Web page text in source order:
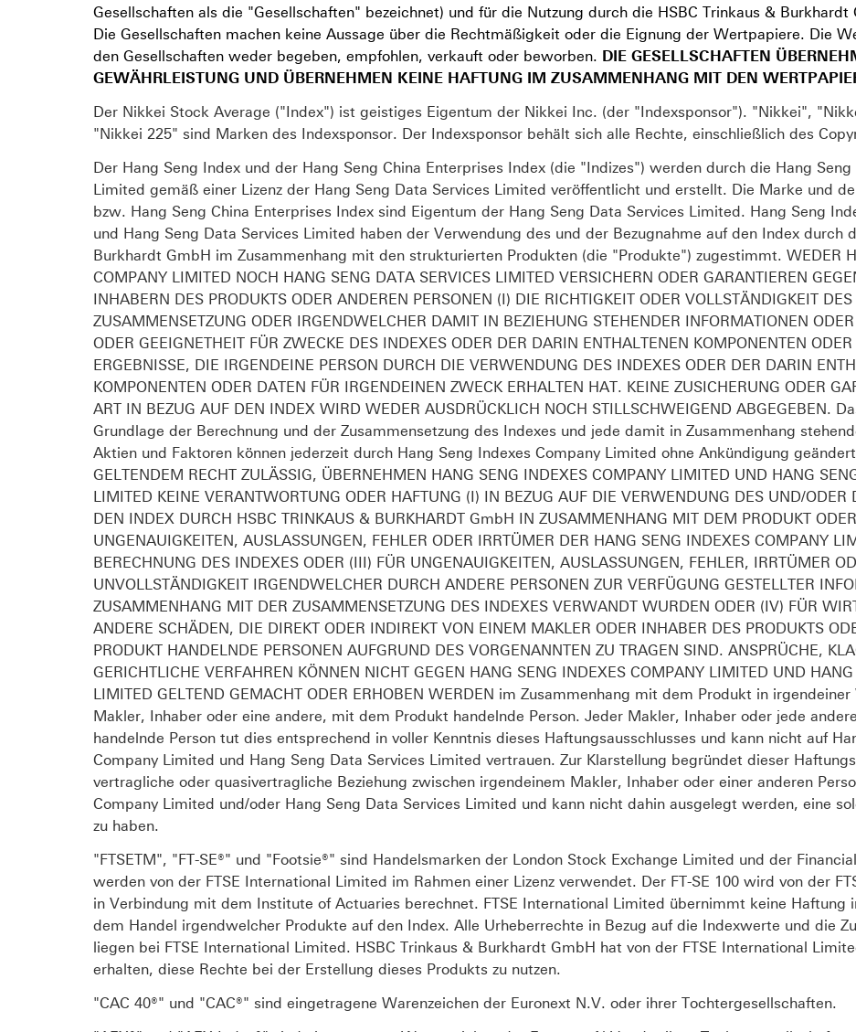
Gesellschaften als die "Gesellschaften" bezeichnet) und für die Nutzung durch die HSBC Trinkaus & Burkhardt
Die Gesellschaften machen keine Aussage über die Rechtmäßigkeit oder die Eignung der Wertpapiere. Die
den Gesellschaften weder begeben, empfohlen, verkauft oder beworben. DIE GESELLSCHAFTEN
GEWÄHRLEISTUNG UND ÜBERNEHMEN KEINE HAFTUNG IM ZUSAMMENHANG MIT DEN
Der Nikkei Stock Average ("Index") ist geistiges Eigentum der Nikkei Inc. (der "Indexsponsor"). "Nikkei",
"Nikkei 225" sind Marken des Indexsponsor. Der Indexsponsor behält sich alle Rechte, einschließlich des
Der Hang Seng Index und der Hang Seng China Enterprises Index (die "Indizes") werden durch die Hang Seng
Limited gemäß einer Lizenz der Hang Seng Data Services Limited veröffentlicht und erstellt. Die Marke und
bzw. Hang Seng China Enterprises Index sind Eigentum der Hang Seng Data Services Limited. Hang Seng
und Hang Seng Data Services Limited haben der Verwendung des und der Bezugnahme auf den Index durch
Burkhardt GmbH im Zusammenhang mit den strukturierten Produkten (die "Produkte") zugestimmt. WEDER
COMPANY LIMITED NOCH HANG SENG DATA SERVICES LIMITED VERSICHERN ODER GARANTIEREN
INHABERN DES PRODUKTS ODER ANDEREN PERSONEN (I) DIE RICHTIGKEIT ODER VOLLSTÄNDIGKEIT
ZUSAMMENSETZUNG ODER IRGENDWELCHER DAMIT IN BEZIEHUNG STEHENDER INFORMATIONEN
ODER GEEIGNETHEIT FÜR ZWECKE DES INDEXES ODER DER DARIN ENTHALTENEN KOMPONENTEN
ERGEBNISSE, DIE IRGENDEINE PERSON DURCH DIE VERWENDUNG DES INDEXES ODER DER DARIN
KOMPONENTEN ODER DATEN FÜR IRGENDEINEN ZWECK ERHALTEN HAT. KEINE ZUSICHERUNG ODER
ART IN BEZUG AUF DEN INDEX WIRD WEDER AUSDRÜCKLICH NOCH STILLSCHWEIGEND ABGEGEBEN.
Grundlage der Berechnung und der Zusammensetzung des Indexes und jede damit in Zusammenhang
Aktien und Faktoren können jederzeit durch Hang Seng Indexes Company Limited ohne Ankündigung
GELTENDEM RECHT ZULÄSSIG, ÜBERNEHMEN HANG SENG INDEXES COMPANY LIMITED UND HANG
LIMITED KEINE VERANTWORTUNG ODER HAFTUNG (I) IN BEZUG AUF DIE VERWENDUNG DES UND/ODER
DEN INDEX DURCH HSBC TRINKAUS & BURKHARDT GmbH IN ZUSAMMENHANG MIT DEM PRODUKT
UNGENAUIGKEITEN, AUSLASSUNGEN, FEHLER ODER IRRTÜMER DER HANG SENG INDEXES COMPANY
BERECHNUNG DES INDEXES ODER (III) FÜR UNGENAUIGKEITEN, AUSLASSUNGEN, FEHLER, IRRTÜMER
UNVOLLSTÄNDIGKEIT IRGENDWELCHER DURCH ANDERE PERSONEN ZUR VERFÜGUNG GESTELLTER
ZUSAMMENHANG MIT DER ZUSAMMENSETZUNG DES INDEXES VERWANDT WURDEN ODER (IV) FÜR
ANDERE SCHÄDEN, DIE DIREKT ODER INDIREKT VON EINEM MAKLER ODER INHABER DES PRODUKTS
PRODUKT HANDELNDE PERSONEN AUFGRUND DES VORGENANNTEN ZU TRAGEN SIND. ANSPRÜCHE,
GERICHTLICHE VERFAHREN KÖNNEN NICHT GEGEN HANG SENG INDEXES COMPANY LIMITED UND
LIMITED GELTEND GEMACHT ODER ERHOBEN WERDEN im Zusammenhang mit dem Produkt in
Makler, Inhaber oder eine andere, mit dem Produkt handelnde Person. Jeder Makler, Inhaber oder jede
handelnde Person tut dies entsprechend in voller Kenntnis dieses Haftungsausschlusses und kann nicht auf
Company Limited und Hang Seng Data Services Limited vertrauen. Zur Klarstellung begründet dieser
vertragliche oder quasivertragliche Beziehung zwischen irgendeinem Makler, Inhaber oder einer anderen
Company Limited und/oder Hang Seng Data Services Limited und kann nicht dahin ausgelegt werden, eine
zu haben.
"FTSETM", "FT-SE®" und "Footsie®" sind Handelsmarken der London Stock Exchange Limited und der
werden von der FTSE International Limited im Rahmen einer Lizenz verwendet. Der FT-SE 100 wird von der
in Verbindung mit dem Institute of Actuaries berechnet. FTSE International Limited übernimmt keine Haftung
dem Handel irgendwelcher Produkte auf den Index. Alle Urheberrechte in Bezug auf die Indexwerte und die
liegen bei FTSE International Limited. HSBC Trinkaus & Burkhardt GmbH hat von der FTSE International
erhalten, diese Rechte bei der Erstellung dieses Produkts zu nutzen.
"CAC 40®" und "CAC®" sind eingetragene Warenzeichen der Euronext N.V. oder ihrer Tochtergesellschaften.